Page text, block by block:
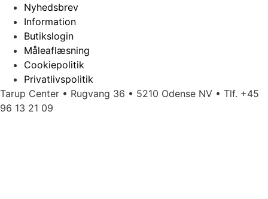
Nyhedsbrev
Information
Butikslogin
Måleaflæsning
Cookiepolitik
Privatlivspolitik
Tarup Center • Rugvang 36 • 5210 Odense NV • Tlf. +45
96 13 21 09